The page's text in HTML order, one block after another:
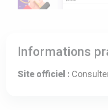
Informations
Site officiel :